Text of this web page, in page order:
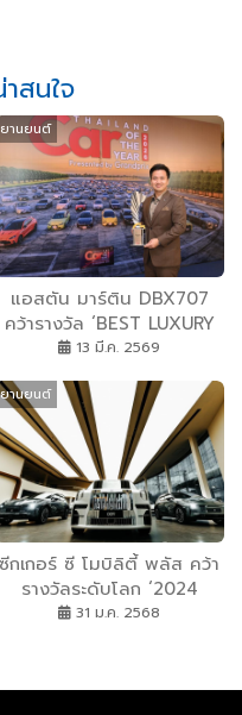
สนใจ
ยานยนต์
แอสตัน มาร์ติน DBX707
คว้ารางวัล ‘BEST LUXURY
SUV’ ที่งาน CAR OF THE
13 มี.ค. 2569
ยานยนต์
ซีกเกอร์ ซี โมบิลิตี้ พลัส คว้า
รางวัลระดับโลก ‘2024
OUTSTANDING ZEEKR
31 ม.ค. 2568